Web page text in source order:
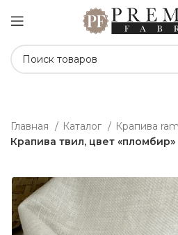
Главная Каталог Крапива
Крапива твил, цвет «пломбир»